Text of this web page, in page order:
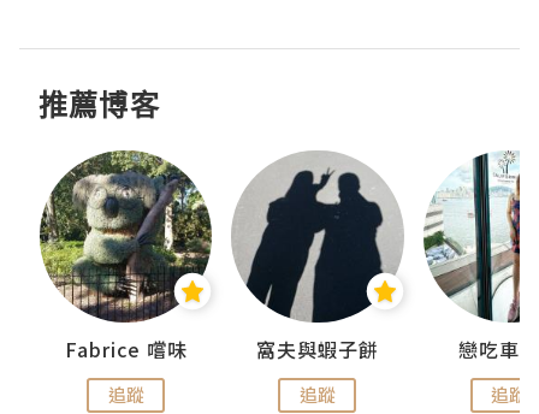
推薦博客
Fabrice 嚐味
追蹤
窩夫與蝦子餅
追蹤
戀吃車
追蹤